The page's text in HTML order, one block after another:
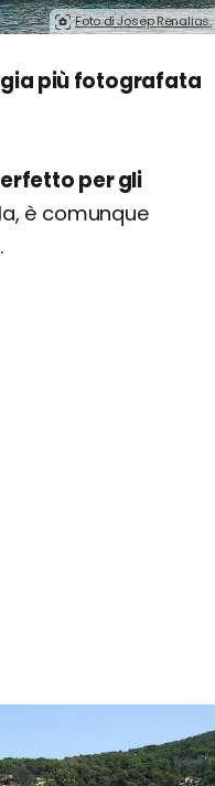
Foto di Josep Renalias.
più fotografata
per gli
è comunque